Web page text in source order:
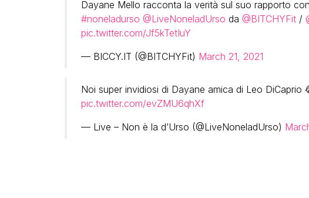
Dayane Mello racconta la verità sul suo rapporto
#noneladurso @LiveNoneladUrso da @BITCHYFit/
pic.twitter.com/Jf5kTetIuY
— BICCY.IT (@BITCHYFit) March 21, 2021
Noi super invidiosi di Dayane amica di Leo DiCaprio
pic.twitter.com/evZMU6qhXf
— Live – Non è la d’Urso (@LiveNoneladUrso)